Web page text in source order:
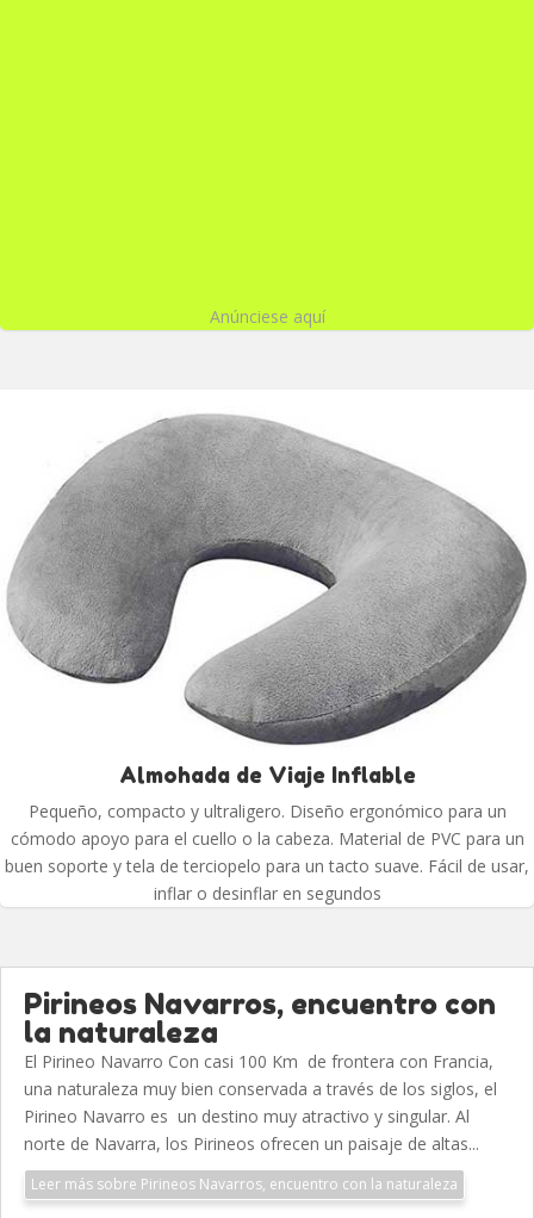
Anúnciese aquí
Almohada de Viaje Inflable
Pequeño, compacto y ultraligero. Diseño ergonómico para un
cómodo apoyo para el cuello o la cabeza. Material de PVC para un
buen soporte y tela de terciopelo para un tacto suave. Fácil de usar,
inflar o desinflar en segundos
Pirineos Navarros, encuentro con
la naturaleza
El Pirineo Navarro Con casi 100 Km de frontera con Francia,
una naturaleza muy bien conservada a través de los siglos, el
Pirineo Navarro es un destino muy atractivo y singular. Al
norte de Navarra, los Pirineos ofrecen un paisaje de altas...
Leer más sobre Pirineos Navarros, encuentro con la naturaleza